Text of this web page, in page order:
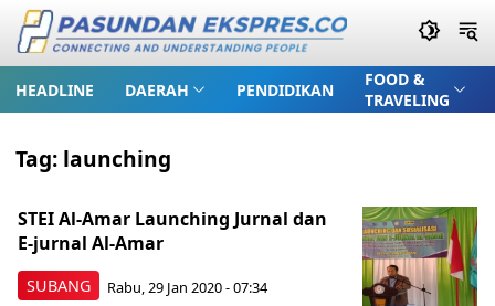
HEADLINE DAERAH PENDIDIKAN
FOOD &
TRAVELING
Tag: launching
SUBANG
STEI Al-Amar Launching Jurnal dan
E-jurnal Al-Amar
Rabu, 29 Jan 2020 - 07:34